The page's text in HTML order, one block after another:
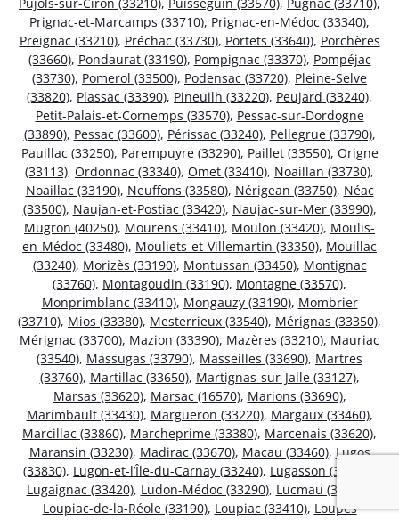
Prignac-et-Marcamps (33710), Prignac-en-Médoc (33340),
Preignac (33210), Préchac (33730), Portets (33640), Porchères
(33660), Pondaurat (33190), Pompignac (33370), Pompéjac
(33730), Pomerol (33500), Podensac (33720), Pleine-Selve
(33820), Plassac (33390), Pineuilh (33220), Peujard (33240),
Petit-Palais-et-Cornemps (33570), Pessac-sur-Dordogne
(33890), Pessac (33600), Périssac (33240), Pellegrue (33790),
Pauillac (33250), Parempuyre (33290), Paillet (33550), Origne
(33113), Ordonnac (33340), Omet (33410), Noaillan (33730),
Noaillac (33190), Neuffons (33580), Nérigean (33750), Néac
(33500), Naujan-et-Postiac (33420), Naujac-sur-Mer (33990),
Mugron (40250), Mourens (33410), Moulon (33420), Moulis-
en-Médoc (33480), Mouliets-et-Villemartin (33350), Mouillac
(33240), Morizès (33190), Montussan (33450), Montignac
(33760), Montagoudin (33190), Montagne (33570),
Monprimblanc (33410), Mongauzy (33190), Mombrier
(33710), Mios (33380), Mesterrieux (33540), Mérignas (33350),
Mérignac (33700), Mazion (33390), Mazères (33210), Mauriac
(33540), Massugas (33790), Masseilles (33690), Martres
(33760), Martillac (33650), Martignas-sur-Jalle (33127),
Marsas (33620), Marsac (16570), Marions (33690),
Marimbault (33430), Margueron (33220), Margaux (33460),
Marcillac (33860), Marcheprime (33380), Marcenais (33620),
Maransin (33230), Madirac (33670), Macau (33460), Lugos
(33830), Lugon-et-l’Île-du-Carnay (33240), Lugasson (33760)
Lugaignac (33420), Ludon-Médoc (33290), Lucmau (33840)
Loupiac-de-la-Réole (33190), Loupiac (33410), Loupes